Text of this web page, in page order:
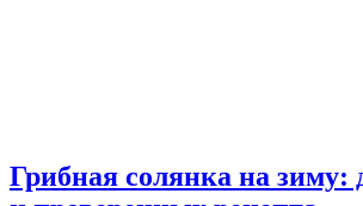
Грибная солянка на зиму: